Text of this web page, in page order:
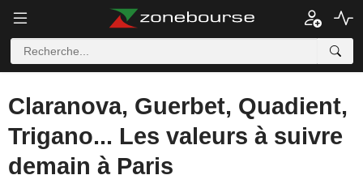
Claranova, Guerbet, Quadient,
Trigano... Les valeurs à suivre
demain à Paris